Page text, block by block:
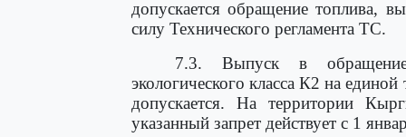
допускается обращение топлива,
силу Технического регламента ТС.
7.3. Выпуск в
экологического класса К2 на
допускается. На территории
указанный запрет действует с 1